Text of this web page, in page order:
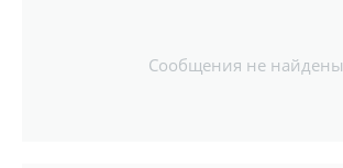
Сообщения не найдены